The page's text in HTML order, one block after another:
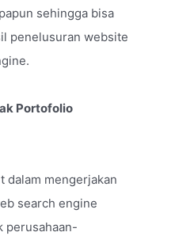
sehingga bisa
penelusuran website
Portofolio
dalam mengerjakan
search engine
perusahaan-